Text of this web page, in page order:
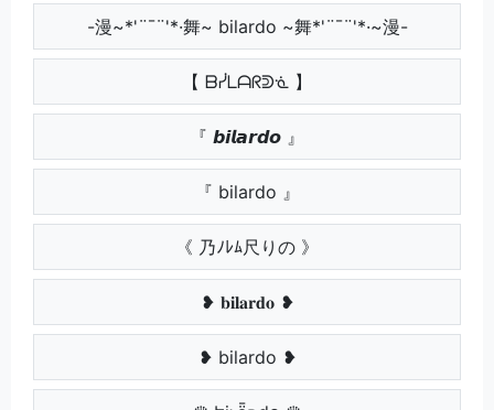
-漫~*'¨¯¨'*·舞~ bilardo ~舞*'¨¯¨'*·~漫-
【 ᗷᓰᒪᗩᖇᕲᓍ 】
『 𝙗𝙞𝙡𝙖𝙧𝙙𝙤 』
『 bilardo 』
《 乃ﾉﾚﾑ尺りの 》
❥ 𝐛𝐢𝐥𝐚𝐫𝐝𝐨 ❥
❥ bilardo ❥